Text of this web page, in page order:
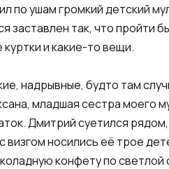
по ушам громкий детский
заставлен так, что
и какие-то вещи.
надрывные, будто там
младшая сестра моего
Дмитрий суетился
визгом носились её трое
конфету по светлой